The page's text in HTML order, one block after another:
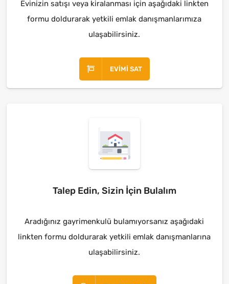
Evinizin satışı veya kiralanması için aşağıdaki linkten
formu doldurarak yetkili emlak danışmanlarımıza
ulaşabilirsiniz.
EVIMI SAT
Talep Edin, Sizin İçin Bulalım
Aradığınız gayrimenkulü bulamıyorsanız aşağıdaki
linkten formu doldurarak yetkili emlak danışmanlarına
ulaşabilirsiniz.